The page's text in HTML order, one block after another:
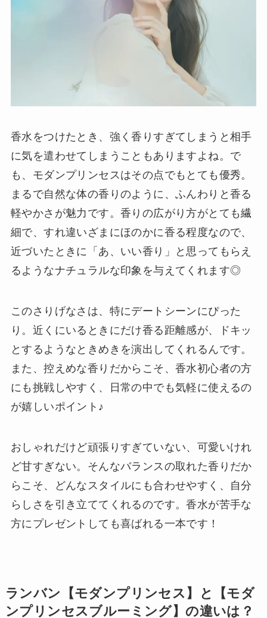
香水をつけたとき、強く香りすぎてしまうと相手
に気を遣わせてしまうこともありますよね。で
も、モダンプリンセスはその点でもとても優秀。
まるで自然な体の香りのように、ふんわりと香る
軽やかさが魅力です。香りの広がり方がとても繊
細で、すれ違いざまにほのかに香る程度なので、
近づいたときに「あ、いい香り」と思ってもらえ
るようなナチュラルな印象を与えてくれます◎
このさりげなさは、特にデートシーンにぴった
り。近くにいるときにだけ香る距離感が、ドキッ
とするようなときめきを演出してくれるんです。
また、控えめな香りだからこそ、香水初心者の方
にも挑戦しやすく、日常の中でも気軽に使えるの
が嬉しいポイント♪
おしゃれだけど頑張りすぎていない、可愛いけれ
ど甘すぎない。そんなバランスの取れた香りだか
らこそ、どんなスタイルにも合わせやすく、自分
らしさを引き立ててくれるのです。香水が苦手な
方にプレゼントしても喜ばれる一本です！
ランバン【モダンプリンセス】と【モダ
ンプリンセスブルーミング】の違いは？